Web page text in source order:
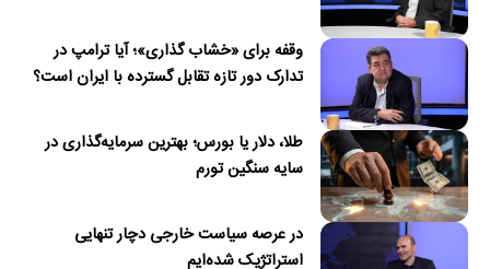
وقفه برای «خشاب گذاری»؛ آیا ترامپ در
تدارک دور تازه تقابل گسترده با ایران است؟
طلا، دلار یا بورس؛ بهترین سرمایه‌گذاری در
سایه سنگین تورم
در عرصه سیاست خارجی دچار تنهایی
استراتژیک شده‌ایم